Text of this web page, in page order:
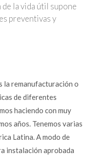
la vida útil supone
preventivas y
la remanufacturación o
de diferentes
haciendo con muy
años. Tenemos varias
Latina. A modo de
instalación aprobada